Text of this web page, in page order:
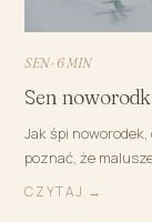
SEN · 6 MIN
Sen
Jak śpi
poznać, że
CZYTAJ →